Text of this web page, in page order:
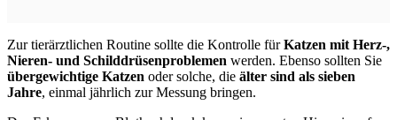
Zur tierärztlichen Routine sollte die Kontrolle fürKatzen mit Herz-,
Nieren- und Schilddrüsenproblemen werden. Ebenso sollten Sie
übergewichtige Katzen oder solche, die älter sind als sieben
Jahre, einmal jährlich zur Messung bringen.